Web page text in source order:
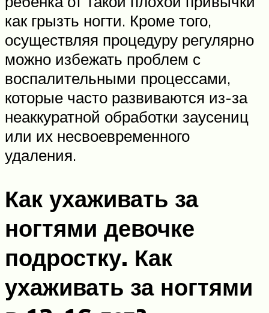
как грызть ногти. Кроме того,
осуществляя процедуру регулярно
можно избежать проблем с
воспалительными процессами,
которые часто развиваются из-за
неаккуратной обработки заусениц
или их несвоевременного
удаления.
Как ухаживать за
ногтями девочке
подростку. Как
ухаживать за ногтями